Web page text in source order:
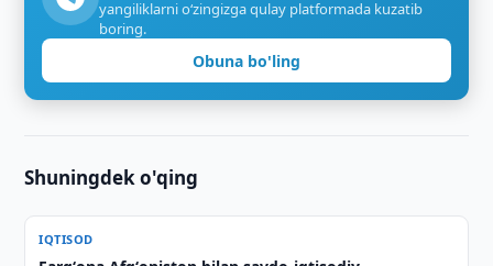
yangiliklarni o‘zingizga qulay platformada kuzatib
boring.
Obuna bo'ling
Shuningdek o'qing
IQTISOD